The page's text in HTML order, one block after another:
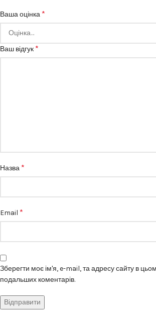
Ваша оцінка *
Ваш відгук *
Назва *
Email *
Зберегти моє ім'я, e-mail, та адресу сайту в
подальших коментарів.